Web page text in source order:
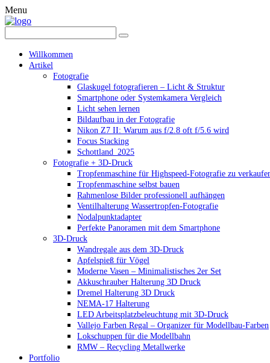
Menu
Willkommen
Artikel
Fotografie
Glaskugel fotografieren – Licht & Struktur
Smartphone oder Systemkamera Vergleich
Licht sehen lernen
Bildaufbau in der Fotografie
Nikon Z7 II: Warum aus f/2.8 oft f/5.6 wird
Focus Stacking
Schottland_2025
Fotografie + 3D-Druck
Tropfenmaschine für Highspeed-Fotografie zu
Tropfenmaschine selbst bauen
Rahmenlose Bilder professionell aufhängen
Ventilhalterung Wassertropfen-Fotografie
Nodalpunktadapter
Perfekte Panoramen mit dem Smartphone
3D-Druck
Wandregale aus dem 3D-Druck
Apfelspieß für Vögel
Moderne Vasen – Minimalistisches 2er Set
Akkuschrauber Halterung 3D Druck
Dremel Halterung 3D Druck
NEMA-17 Halterung
LED Arbeitsplatzbeleuchtung mit 3D-Druck
Vallejo Farben Regal – Organizer für Modellbau-Farben
Lokschuppen für die Modellbahn
RMW – Recycling Metallwerke
Portfolio